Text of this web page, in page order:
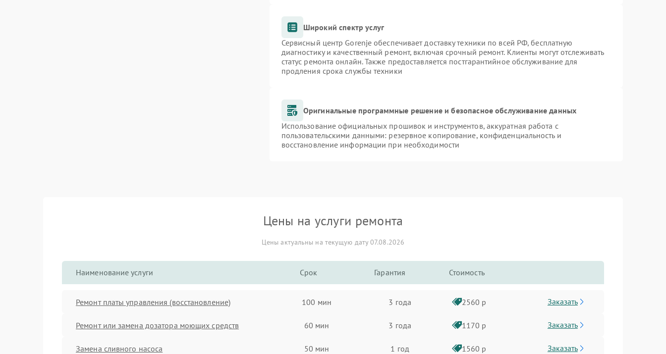
Широкий спектр услуг
Сервисный центр Gorenje обеспечивает доставку техники по всей РФ, бесплатную
диагностику и качественный ремонт, включая срочный ремонт. Клиенты могут отслеживать
статус ремонта онлайн. Также предоставляется постгарантийное обслуживание для
продления срока службы техники
Оригинальные программные решение и безопасное обслуживание данных
Использование официальных прошивок и инструментов, аккуратная работа с
пользовательскими данными: резервное копирование, конфиденциальность и
восстановление информации при необходимости
Цены на услуги ремонта
Цены актуальны на текущую дату 07.08.2026
Наименование услуги Срок Гарантия Стоимость
Ремонт платы управления (восстановление) 100 мин 3 года 2560 р Заказать
Ремонт или замена дозатора моющих средств 60 мин 3 года 1170 р Заказать
Замена сливного насоса 50 мин 1 год 1560 р Заказать